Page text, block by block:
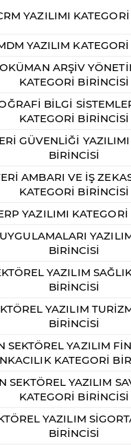
YAZILIMI
YAZILIM
ARŞİV
KATEGORİ BİRİNCİSİ
BİLGİ
KATEGORİ BİRİNCİSİ
GÜVENLİĞİ
BİRİNCİSİ
AMBARI VE İŞ
KATEGORİ BİRİNCİSİ
YAZILIMI
BİRİNCİSİ
YAZILIM
BİRİNCİSİ
YAZILIM
BİRİNCİSİ
SEKTÖREL YAZILIM
KATEGORİ
SEKTÖREL YAZILIM
KATEGORİ BİRİNCİSİ
YAZILIM
BİRİNCİSİ